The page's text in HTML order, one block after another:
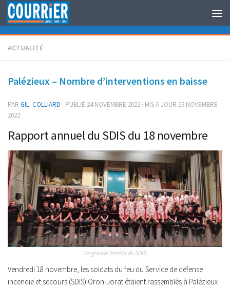
Au dessous du contenu
ACTUALITÉ
Palézieux – Nombre d’interventions en baisse
PAR GIL. COLLIARD · PUBLIÉ 24 NOVEMBRE 2022 · MIS À JOUR 23 NOVEMBRE
2022
Rapport annuel du SDIS du 18 novembre
La grande famille du SDIS
Vendredi 18 novembre, les soldats du feu du Service de défense
incendie et secours (SDIS) Oron-Jorat étaient rassemblés à Palézieux